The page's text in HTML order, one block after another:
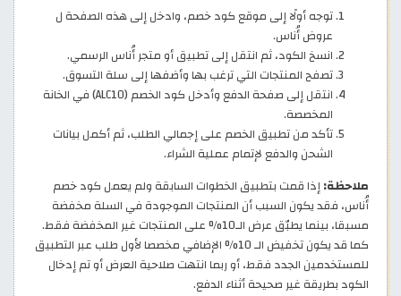
توجه أولًا إلى موقع كود خصم، وادخل إلى هذه الصفحة ل
عروض أُناس.
انسخ الكود، ثم انتقل إلى تطبيق أو متجر أُناس الرسمي.
تصفح المنتجات التي ترغب بها وأضفها إلى سلة التسوق.
انتقل إلى صفحة الدفع وأدخل كود الخصم (ALC10) في الخانة
المخصصة.
تأكد من تطبيق الخصم على إجمالي الطلب، ثم أكمل بيانات
الشحن والدفع لإتمام عملية الشراء.
ملاحظة:إذا قمت بتطبيق الخطوات السابقة ولم يعمل كود خصم
أُناس، فقد يكون السبب أن المنتجات الموجودة في السلة مخفضة
مسبقا، بينما يطبّق عرض الـ10% على المنتجات غير المخفضة فقط.
كما قد يكون تخفيض الـ 10% الإضافي مخصصا لأول طلب عبر التطبيق
للمستخدمين الجدد فقط، أو ربما انتهت صلاحية العرض أو تم إدخال
الكود بطريقة غير صحيحة أثناء الدفع.